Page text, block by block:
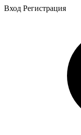
Вход Регистрация